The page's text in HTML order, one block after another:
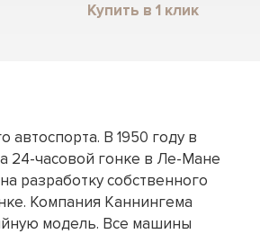
Купить в 1 клик
автоспорта. В 1950 году в
24-часовой гонке в Ле-Мане
разработку собственного
Компания Каннингема
модель. Все машины